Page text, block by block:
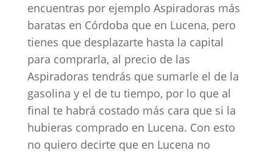
encuentras por ejemplo Aspiradoras más
baratas en Córdoba que en Lucena, pero
tienes que desplazarte hasta la capital
para comprarla, al precio de las
Aspiradoras tendrás que sumarle el de la
gasolina y el de tu tiempo, por lo que al
final te habrá costado más cara que si la
hubieras comprado en Lucena. Con esto
no quiero decirte que en Lucena no